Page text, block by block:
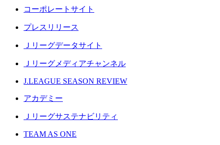
コーポレートサイト
プレスリリース
Ｊリーグデータサイト
Ｊリーグメディアチャンネル
J.LEAGUE SEASON REVIEW
アカデミー
Ｊリーグサステナビリティ
TEAM AS ONE